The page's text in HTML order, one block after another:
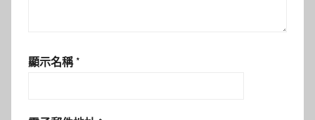
顯示名稱 *